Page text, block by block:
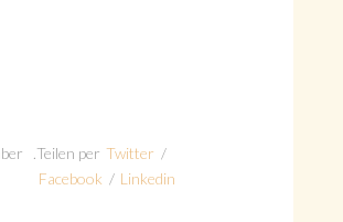
Teilen per Twitter /
Facebook / Linkedin